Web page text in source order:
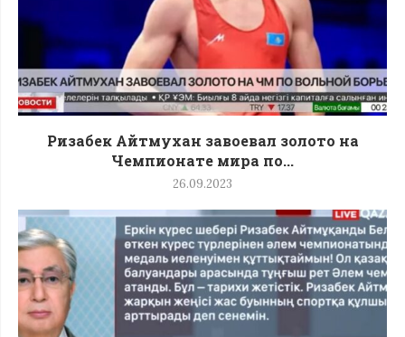
Ризабек Айтмухан завоевал золото на
Чемпионате мира по...
26.09.2023